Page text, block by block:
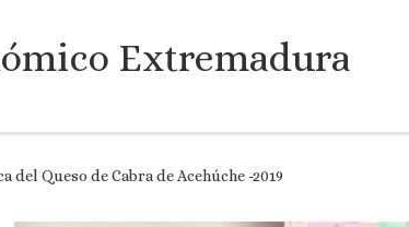
Extremadura
del Queso de Cabra de Acehúche -2019